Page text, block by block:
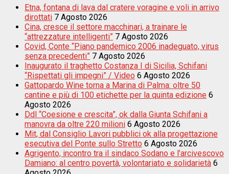
Etna, fontana di lava dal cratere voragine e voli in arrivo
dirottati 7 Agosto 2026
Cina, cresce il settore macchinari, a trainare le
“attrezzature intelligenti” 7 Agosto 2026
Covid, Conte “Piano pandemico 2006 inadeguato, virus
senza precedenti” 7 Agosto 2026
Inaugurato il traghetto Costanza I di Sicilia, Schifani
“Rispettati gli impegni” / Video 6 Agosto 2026
Gattopardo Wine torna a Marina di Palma: oltre 50
cantine e più di 100 etichette per la quinta edizione 6
Agosto 2026
Ddl “Coesione e crescita”, ok dalla Giunta Schifani a
manovra da oltre 220 milioni 6 Agosto 2026
Mit, dal Consiglio Lavori pubblici ok alla progettazione
esecutiva del Ponte sullo Stretto 6 Agosto 2026
Agrigento, incontro tra il sindaco Sodano e l’arcivescovo
Damiano: al centro povertà, volontariato e solidarietà 6